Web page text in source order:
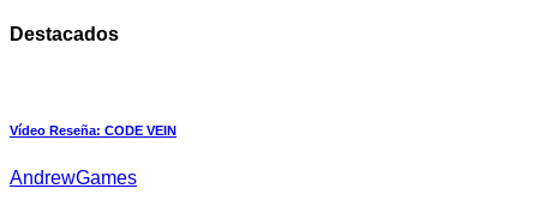
Destacados
Vídeo Reseña: CODE VEIN
AndrewGames